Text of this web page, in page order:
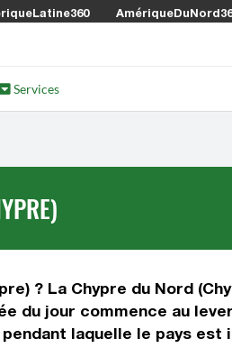
Services
? La Chypre du Nord
du jour commence au
laquelle le pays